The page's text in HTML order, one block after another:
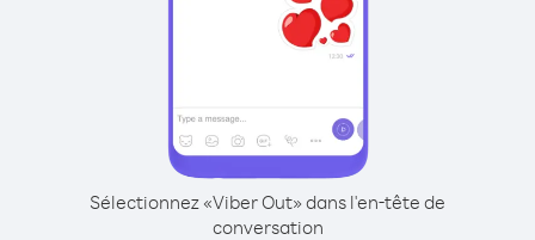
Sélectionnez «Viber Out» dans l'en-tête de
conversation